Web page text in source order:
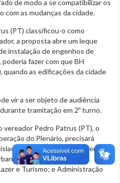
de modo a se compatibilizar os
as mudanças da cidade.
(PT) classificou-o como
a proposta abre um leque
instalação de engenhos de
fazer com que BH
as edificações da cidade
vir a ser objeto de audiência
tramitação em 2º turno.
vereador Pedro Patrus (PT), o
do Plenário, precisará
e Justiça; Meio Ambiente,
Educação, Ciência,
e Turismo; e Administração